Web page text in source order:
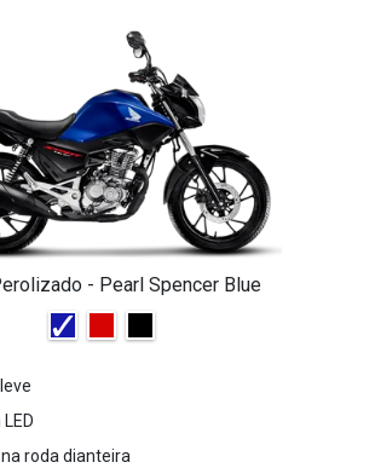
- Pearl Spencer Blue
roda dianteira